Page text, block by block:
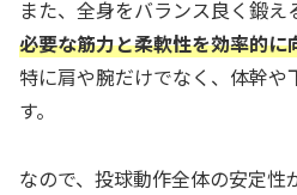
また、全身をバランス良く鍛え
必要な筋力と柔軟性を効率的に
特に肩や腕だけでなく、体幹や
す。
なので、投球動作全体の安定性